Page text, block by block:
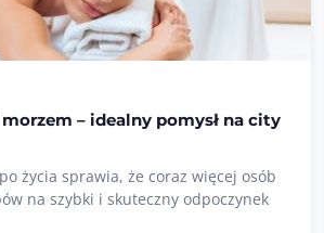
– idealny pomysł na city
życia sprawia, że coraz więcej osób
na szybki i skuteczny odpoczynek